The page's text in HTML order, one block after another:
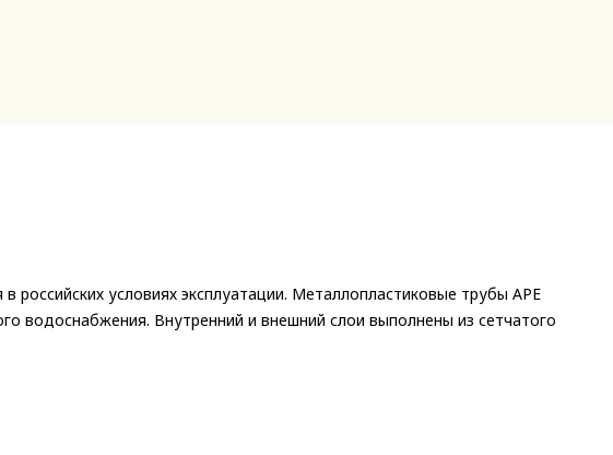
российских условиях эксплуатации. Металлопластиковые трубы APE
водоснабжения. Внутренний и внешний слои выполнены из сетчатого